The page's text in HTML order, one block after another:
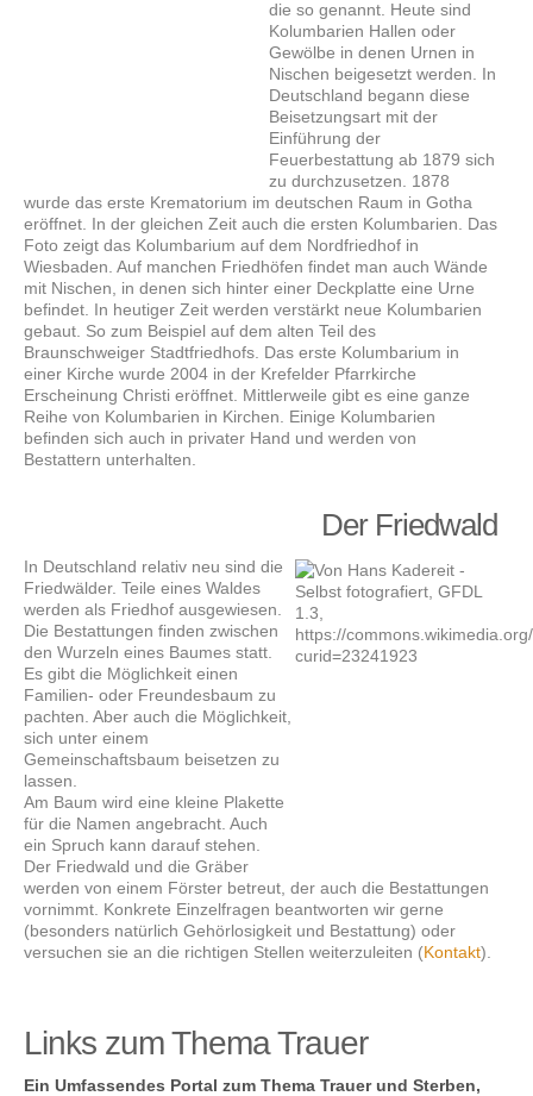
die so genannt. Heute sind
Kolumbarien Hallen oder
Gewölbe in denen Urnen in
Nischen beigesetzt werden. In
Deutschland begann diese
Beisetzungsart mit der
Einführung der
Feuerbestattung ab 1879 sich
zu durchzusetzen. 1878
wurde das erste Krematorium im deutschen Raum in Gotha
eröffnet. In der gleichen Zeit auch die ersten Kolumbarien. Das
Foto zeigt das Kolumbarium auf dem Nordfriedhof in
Wiesbaden. Auf manchen Friedhöfen findet man auch Wände
mit Nischen, in denen sich hinter einer Deckplatte eine Urne
befindet. In heutiger Zeit werden verstärkt neue Kolumbarien
gebaut. So zum Beispiel auf dem alten Teil des
Braunschweiger Stadtfriedhofs. Das erste Kolumbarium in
einer Kirche wurde 2004 in der Krefelder Pfarrkirche
Erscheinung Christi eröffnet. Mittlerweile gibt es eine ganze
Reihe von Kolumbarien in Kirchen. Einige Kolumbarien
befinden sich auch in privater Hand und werden von
Bestattern unterhalten.
Der Friedwald
In Deutschland relativ neu sind die
Friedwälder. Teile eines Waldes
werden als Friedhof ausgewiesen.
Die Bestattungen finden zwischen
den Wurzeln eines Baumes statt.
Es gibt die Möglichkeit einen
Familien- oder Freundesbaum zu
pachten. Aber auch die Möglichkeit,
sich unter einem
Gemeinschaftsbaum beisetzen zu
lassen.
Am Baum wird eine kleine Plakette
für die Namen angebracht. Auch
ein Spruch kann darauf stehen.
Der Friedwald und die Gräber
werden von einem Förster betreut, der auch die Bestattungen
vornimmt. Konkrete Einzelfragen beantworten wir gerne
(besonders natürlich Gehörlosigkeit und Bestattung) oder
versuchen sie an die richtigen Stellen weiterzuleiten (Kontakt).
Links zum Thema Trauer
Ein Umfassendes Portal zum Thema Trauer und Sterben,